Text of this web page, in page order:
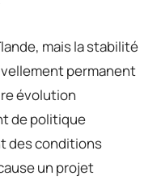
mais la stabilité
permanent
évolution
de politique
des conditions
un projet